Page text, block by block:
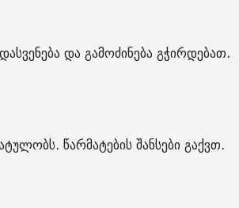
და გამოძინება გჭირდებათ.
წარმატების შანსები გაქვთ.